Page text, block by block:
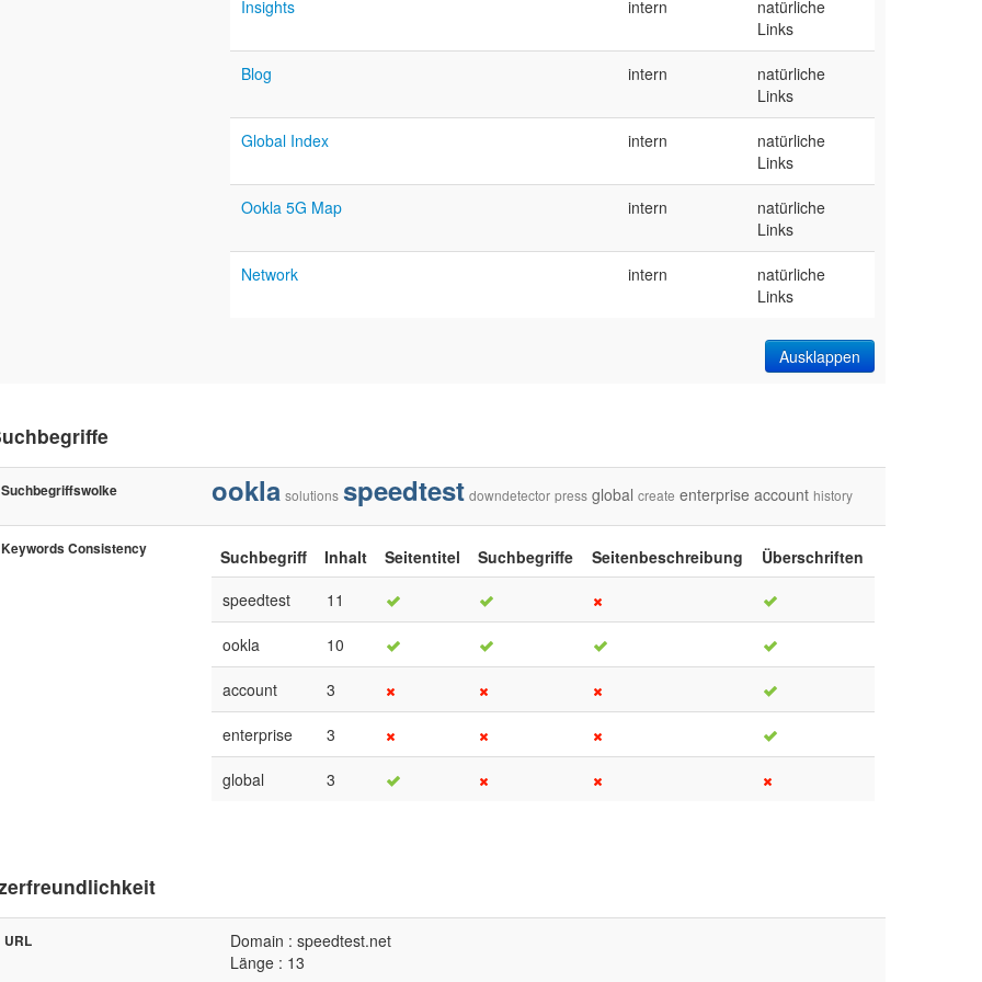
Insights intern
natürliche
Links
Blog intern
natürliche
Links
Global Index intern
natürliche
Links
Ookla 5G Map intern
natürliche
Links
Network intern
natürliche
Links
Ausklappen
Suchbegriffswolke ookla solutions speedtest downdetector press global create enterprise account history
Keywords Consistency Suchbegriff Inhalt Seitentitel Suchbegriffe Seitenbeschreibung
Überschriften
speedtest
11
ookla 10
account 3
enterprise 3
global 3
URL
Domain : speedtest.net
Länge : 13